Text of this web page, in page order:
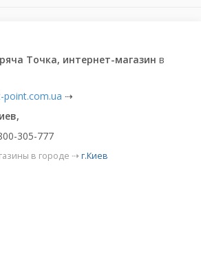
Точка, интернет-магазин в
point.com.ua ⇢
305-777
в городе ⇢ г.Киев